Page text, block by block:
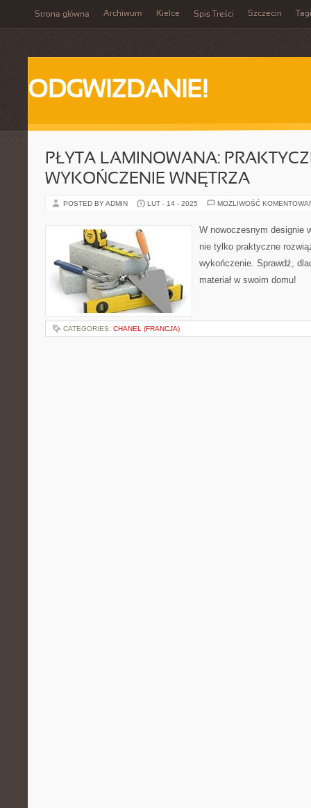
Strona główna Archiwum Kielce Spis Treści Szczecin Tagi
ODGWIZDANIE!
PŁYTA LAMINOWANA:
WYKOŃCZENIE WNĘTRZA
POSTED BY ADMIN LUT - 14 - 2025 MOŻLIWOŚĆ
W nowoczesnym designie
nie tylko praktyczne
wykończenie. Sprawdź,
materiał w swoim domu!
CATEGORIES: CHANEL (FRANCJA)